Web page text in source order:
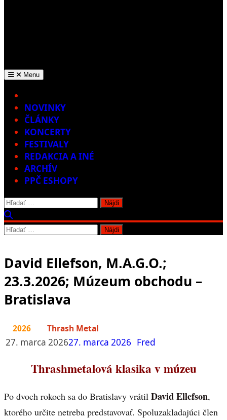
Menu
NOVINKY
ČLÁNKY
KONCERTY
FESTIVALY
REDAKCIA A INÉ
ARCHÍV
PPČ ESHOPY
Hľadať:
Hľadať:
David Ellefson, M.A.G.O.;
23.3.2026; Múzeum obchodu –
Bratislava
2026 Thrash Metal
27. marca 202627. marca 2026 Fred
Thrashmetalová klasika v múzeu
Po dvoch rokoch sa do Bratislavy vrátil David Ellefson,
ktorého určite netreba predstavovať. Spoluzakladajúci člen